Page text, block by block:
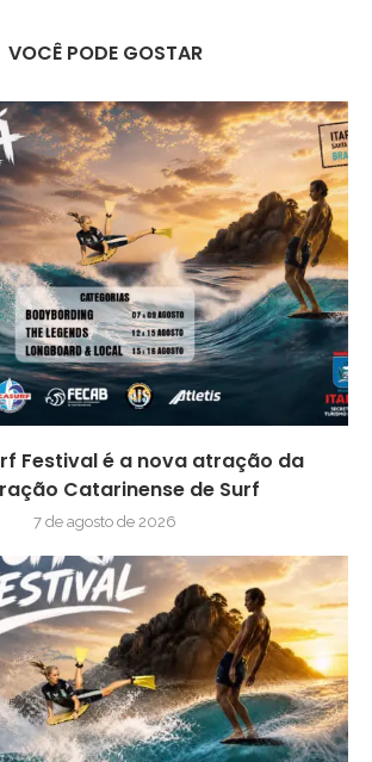
VOCÊ PODE GOSTAR
Festival é a nova atração da
Catarinense de Surf
7 de agosto de 2026